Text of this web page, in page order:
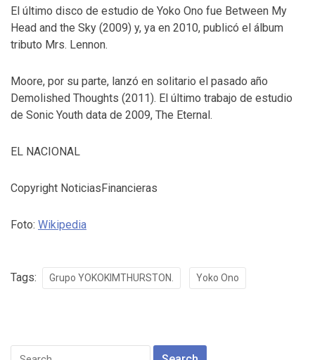
El último disco de estudio de Yoko Ono fue Between My
Head and the Sky (2009) y, ya en 2010, publicó el álbum
tributo Mrs. Lennon.
Moore, por su parte, lanzó en solitario el pasado año
Demolished Thoughts (2011). El último trabajo de estudio
de Sonic Youth data de 2009, The Eternal.
EL NACIONAL
Copyright NoticiasFinancieras
Foto: Wikipedia
Tags: Grupo YOKOKIMTHURSTON. Yoko Ono
Search